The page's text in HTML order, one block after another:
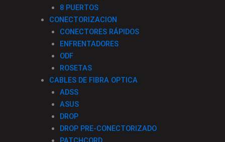
8 PUERTOS
CONECTORIZACION
CONECTORES RÁPIDOS
ENFRENTADORES
ODF
ROSETAS
CABLES DE FIBRA OPTICA
ADSS
ASUS
DROP
DROP PRE-CONECTORIZADO